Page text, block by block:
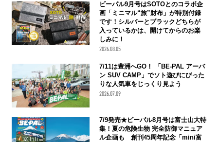
ビーパル9月号はSOTOとのコラボ企
画「ミニマル“旅”財布」が特別付録
です！シルバーとブラックどちらが
入っているかは、開けてからのお楽
しみに！
2026.08.05
7/11は豊洲へGO！ 「BE-PAL アーバ
ン SUV CAMP」でソト遊びにぴった
りな人気車をじっくり見よう
2026.07.09
7/9発売★ビーパル8月号は富士山大特
集！夏の危険生物 完全防御マニュア
ル企画も 創刊45周年記念「mini富